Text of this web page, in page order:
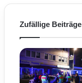
Zufällige Beiträge